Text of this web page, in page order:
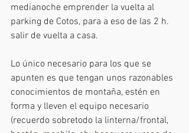
medianoche emprender la vuelta al
parking de Cotos, para a eso de las 2 h.
salir de vuelta a casa.
Lo único necesario para los que se
apunten es que tengan unos razonables
conocimientos de montaña, estén en
forma y lleven el equipo necesario
(recuerdo sobretodo la linterna/frontal,